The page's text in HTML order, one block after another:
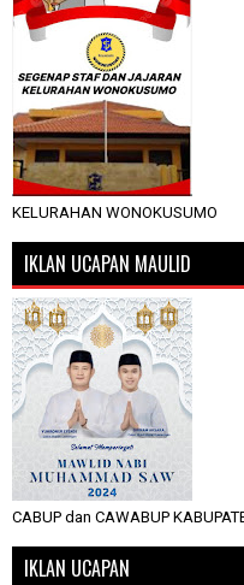
KELURAHAN WONOKUSUMO
IKLAN UCAPAN MAULID
CABUP dan CAWABUP
IKLAN UCAPAN